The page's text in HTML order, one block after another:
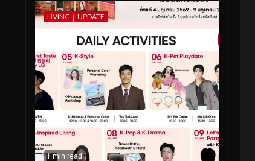
LIVING UPDATE
1 min read